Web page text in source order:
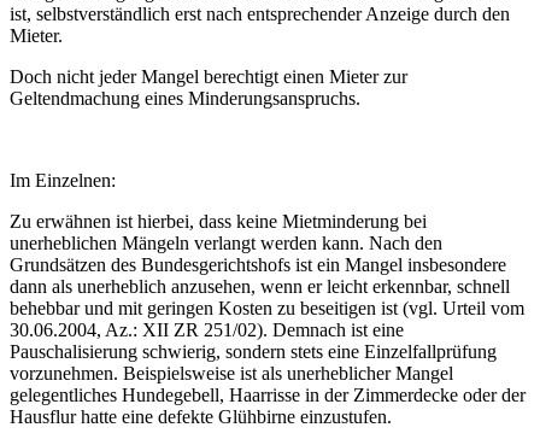
ist, selbstverständlich erst nach entsprechender Anzeige durch den
Mieter.
Doch nicht jeder Mangel berechtigt einen Mieter zur
Geltendmachung eines Minderungsanspruchs.
Im Einzelnen:
Zu erwähnen ist hierbei, dass keine Mietminderung bei
unerheblichen Mängeln verlangt werden kann. Nach den
Grundsätzen des Bundesgerichtshofs ist ein Mangel insbesondere
dann als unerheblich anzusehen, wenn er leicht erkennbar, schnell
behebbar und mit geringen Kosten zu beseitigen ist (vgl. Urteil vom
30.06.2004, Az.: XII ZR 251/02). Demnach ist eine
Pauschalisierung schwierig, sondern stets eine Einzelfallprüfung
vorzunehmen. Beispielsweise ist als unerheblicher Mangel
gelegentliches Hundegebell, Haarrisse in der Zimmerdecke oder der
Hausflur hatte eine defekte Glühbirne einzustufen.